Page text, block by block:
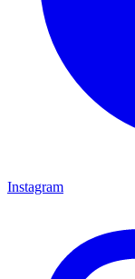
Instagram